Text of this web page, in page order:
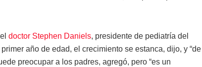
doctor Stephen Daniels, presidente de pediatría del
año de edad, el crecimiento se estanca, dijo, y “de
preocupar a los padres, agregó, pero “es un